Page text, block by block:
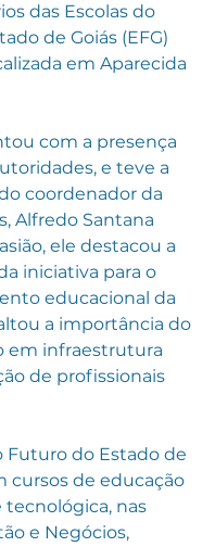
das Escolas do
de Goiás (EFG)
em Aparecida
com a presença
e teve a
coordenador da
Alfredo Santana
ele destacou a
iniciativa para o
educacional da
a importância do
em infraestrutura
de profissionais
Futuro do Estado de
cursos de educação
tecnológica, nas
e Negócios,